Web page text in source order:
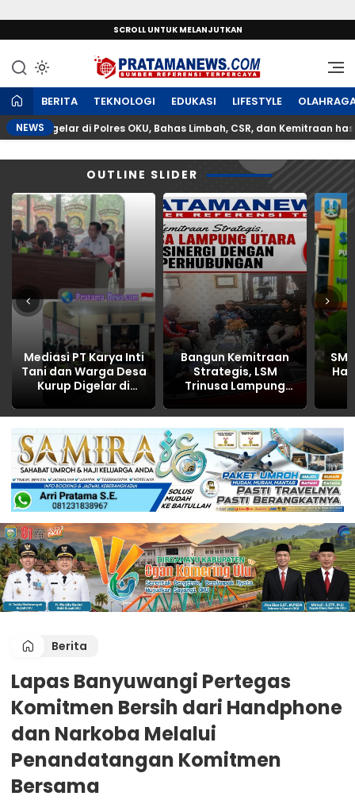
SCROLL UNTUK MELANJUTKAN
PratamaNews.com
Sumber Referensi Terpercaya
BERITA TEKNOLOGI EDUKASI LIFESTYLE
NEWSdi Polres OKU, Bahas Limbah, CSR, dan Kemitraan hasilnya
OUTLINE SLIDER
Mediasi PT Karya Inti
Tani dan Warga Desa
Kurup Digelar di
Limbah, CSR, dan
Kemitraan hasilnya
NOL
Bangun Kemitraan
Strategis, LSM
Trinusa Lampung
dengan Dinas
Perhubungan
Berita
Lapas Banyuwangi Pertegas
Komitmen Bersih dari Handphone
dan Narkoba Melalui
Penandatangan Komitmen
Bersama